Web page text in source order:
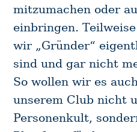
mitzumachen oder
einbringen.
wir „Gründer“
sind und gar nicht
So wollen wir es
unserem Club nicht
Personenkult,